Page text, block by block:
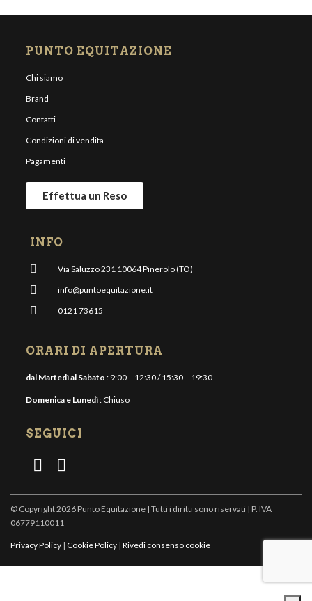
PUNTO EQUITAZIONE
Chi siamo
Brand
Contatti
Condizioni di vendita
Pagamenti
Effettua un Reso
INFO
Via Saluzzo 231 10064 Pinerolo (TO)
info@puntoequitazione.it
0121 73615
ORARI DI APERTURA
dal Martedì al Sabato : 9:00 – 12:30 / 15:30 – 19:30
Domenica e Lunedì: Chiuso
SEGUICI
© Copyright 2026 Punto Equitazione | Tutti i diritti sono riservati | P. IVA
06779110011
Privacy Policy | Cookie Policy | Rivedi consenso cookie